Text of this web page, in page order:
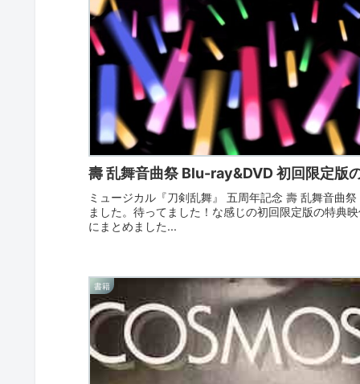
壽 乱舞音曲祭 Blu-ray&DVD 初回限定版
ミュージカル『刀剣乱舞』 五周年記念 壽 乱舞音曲
ました。待ってました！な感じの初回限定版の特典
にまとめました...
書籍